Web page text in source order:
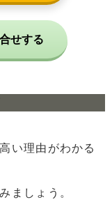
せする
い理由がわかる
ましょう。